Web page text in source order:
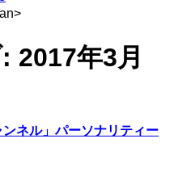
2017年3月
ネル」パーソナリティー